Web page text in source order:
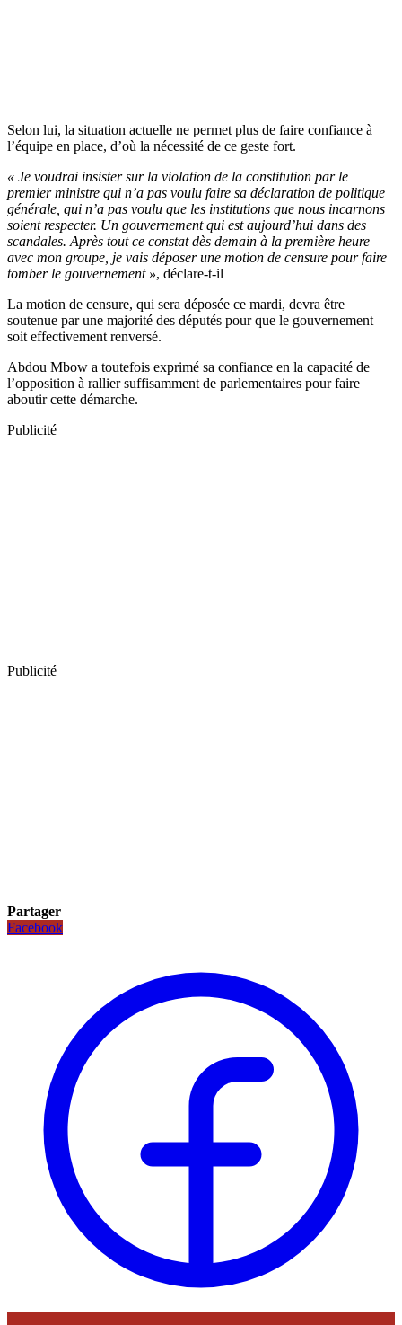
Selon lui, la situation actuelle ne permet plus de faire confiance à
l’équipe en place, d’où la nécessité de ce geste fort.
« Je voudrai insister sur la violation de la constitution par le
premier ministre qui n’a pas voulu faire sa déclaration de politique
générale, qui n’a pas voulu que les institutions que nous incarnons
soient respecter. Un gouvernement qui est aujourd’hui dans des
scandales. Après tout ce constat dès demain à la première heure
avec mon groupe, je vais déposer une motion de censure pour faire
tomber le gouvernement », déclare-t-il
La motion de censure, qui sera déposée ce mardi, devra être
soutenue par une majorité des députés pour que le gouvernement
soit effectivement renversé.
Abdou Mbow a toutefois exprimé sa confiance en la capacité de
l’opposition à rallier suffisamment de parlementaires pour faire
aboutir cette démarche.
Publicité
Publicité
Partager
Facebook